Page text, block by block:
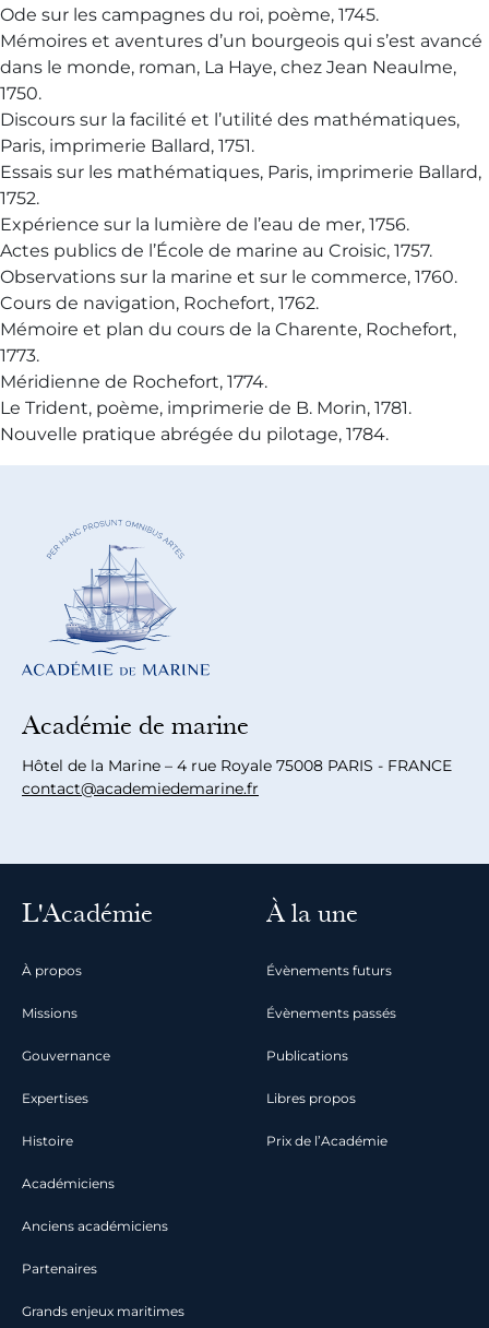
Ode sur les campagnes du roi, poème, 1745.
Mémoires et aventures d’un bourgeois qui s’est avancé
dans le monde, roman, La Haye, chez Jean Neaulme,
1750.
Discours sur la facilité et l’utilité des mathématiques,
Paris, imprimerie Ballard, 1751.
Essais sur les mathématiques, Paris, imprimerie Ballard,
1752.
Expérience sur la lumière de l’eau de mer, 1756.
Actes publics de l’École de marine au Croisic, 1757.
Observations sur la marine et sur le commerce, 1760.
Cours de navigation, Rochefort, 1762.
Mémoire et plan du cours de la Charente, Rochefort,
1773.
Méridienne de Rochefort, 1774.
Le Trident, poème, imprimerie de B. Morin, 1781.
Nouvelle pratique abrégée du pilotage, 1784.
Académie de marine
Hôtel de la Marine – 4 rue Royale 75008 PARIS - FRANCE
contact@academiedemarine.fr
L'Académie
À propos
Missions
Gouvernance
Expertises
Histoire
Académiciens
Anciens académiciens
Partenaires
Grands enjeux maritimes
À la une
Évènements futurs
Évènements passés
Publications
Libres propos
Prix de l’Académie